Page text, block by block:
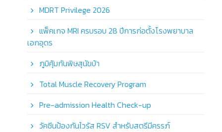
MDRT Privilege 2026
แพ็คเกจ MRI ครบรอบ 28 ปีการก่อตั้งโรงพยาบาล
เอกอุดร
ภูมิคุ้มกันพิษสุนัขบ้า
Total Muscle Recovery Program
Pre-admission Health Check-up
วัคซีนป้องกันไวรัส RSV สำหรับสตรีมีครรภ์